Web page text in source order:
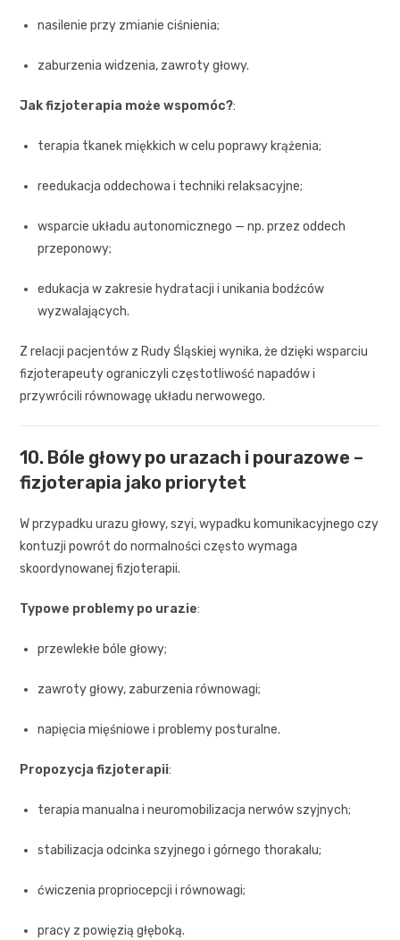
nasilenie przy zmianie ciśnienia;
zaburzenia widzenia, zawroty głowy.
Jak fizjoterapia może wspomóc?:
terapia tkanek miękkich w celu poprawy krążenia;
reedukacja oddechowa i techniki relaksacyjne;
wsparcie układu autonomicznego — np. przez oddech
przeponowy;
edukacja w zakresie hydratacji i unikania bodźców
wyzwalających.
Z relacji pacjentów z Rudy Śląskiej wynika, że dzięki wsparciu
fizjoterapeuty ograniczyli częstotliwość napadów i
przywrócili równowagę układu nerwowego.
10. Bóle głowy po urazach i pourazowe –
fizjoterapia jako priorytet
W przypadku urazu głowy, szyi, wypadku komunikacyjnego czy
kontuzji powrót do normalności często wymaga
skoordynowanej fizjoterapii.
Typowe problemy po urazie:
przewlekłe bóle głowy;
zawroty głowy, zaburzenia równowagi;
napięcia mięśniowe i problemy posturalne.
Propozycja fizjoterapii:
terapia manualna i neuromobilizacja nerwów szyjnych;
stabilizacja odcinka szyjnego i górnego thorakalu;
ćwiczenia propriocepcji i równowagi;
pracy z powięzią głęboką.